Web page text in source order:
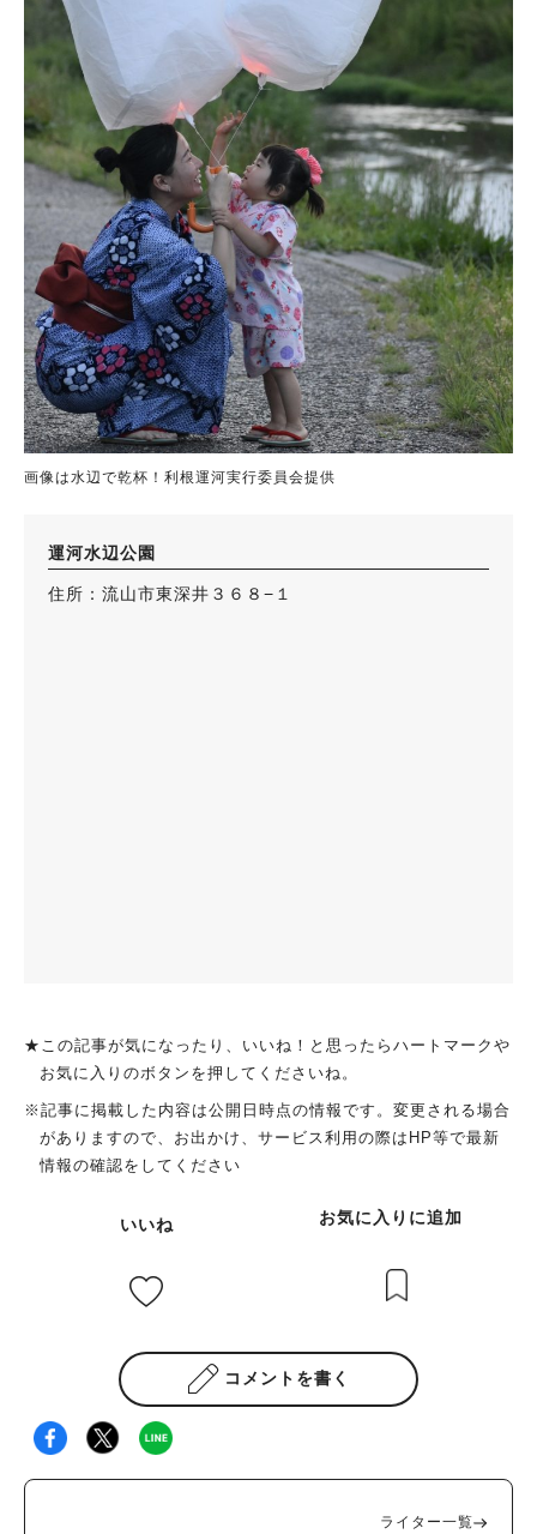
画像は水辺で乾杯！利根運河実行委員会提供
運河水辺公園
住所：流山市東深井３６８−１
★この記事が気になったり、いいね！と思ったらハートマークや
お気に入りのボタンを押してくださいね。
※記事に掲載した内容は公開日時点の情報です。変更される場合
がありますので、お出かけ、サービス利用の際はHP等で最新
情報の確認をしてください
いいね お気に入りに追加
コメントを書く
ライター一覧